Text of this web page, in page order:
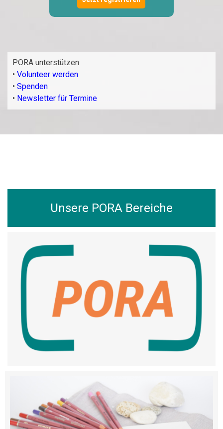
PORA unterstützen
• Volunteer werden
• Spenden
• Newsletter für Termine
Unsere PORA Bereiche